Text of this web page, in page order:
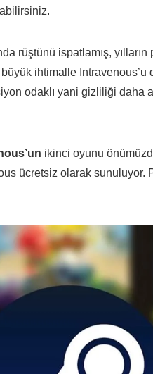
rüştünü ispatlamış,
ihtimalle
odaklı yani gizliliği daha
ikinci oyunu
ücretsiz olarak sunuluyor.